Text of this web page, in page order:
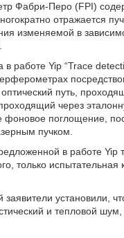
Фабри-Перо (FPI)
отражается
изменяемой в
работе Yip “Trace
путь,
через
фоновое поглощение,
пучком.
в работе Yip
только
установили,
и тепловой